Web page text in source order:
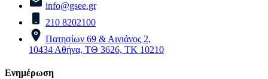
info@gsee.gr
210 8202100
Πατησίων 69 & Αινιάνος 2,
10434 Αθήνα, ΤΘ 3626, ΤΚ 10210
Ενημέρωση